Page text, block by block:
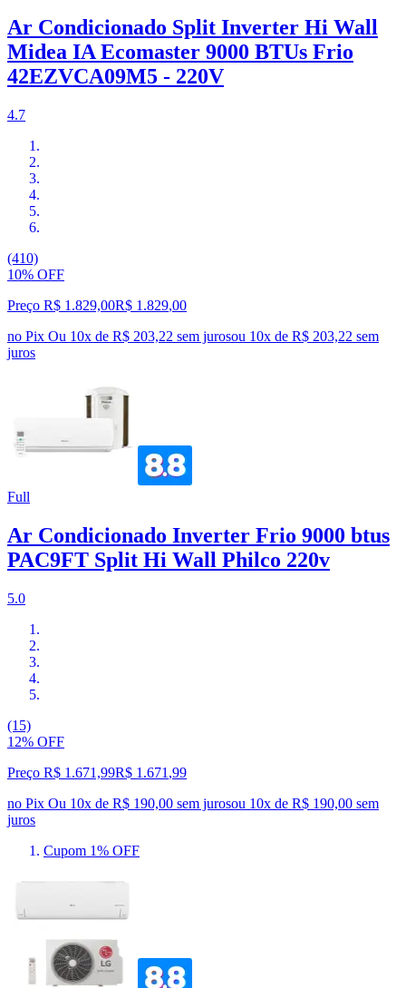
Ar Condicionado Split Inverter Hi Wall
Midea IA Ecomaster 9000 BTUs Frio
42EZVCA09M5 - 220V
4.7
(410)
10% OFF
Preço R$ 1.829,00R$ 1.829,00
no Pix Ou 10x de R$ 203,22 sem jurosou 10x de R$ 203,22 sem
juros
Full
Ar Condicionado Inverter Frio 9000 btus
PAC9FT Split Hi Wall Philco 220v
5.0
(15)
12% OFF
Preço R$ 1.671,99R$ 1.671 ,99
no Pix Ou 10x de R$ 190,00 sem jurosou 10x de R$ 190,00 sem
juros
Cupom 1% OFF